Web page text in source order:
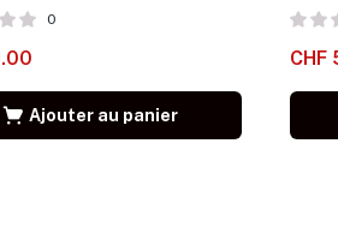
0
Ajouter au panier
CHF